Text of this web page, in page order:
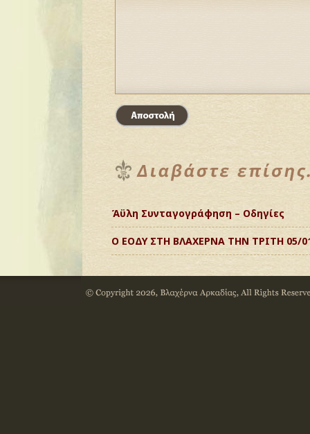
Άϋλη Συνταγογράφηση – Οδηγίες
Ο ΕΟΔΥ ΣΤΗ ΒΛΑΧΕΡΝΑ ΤΗΝ ΤΡΙΤΗ 05/